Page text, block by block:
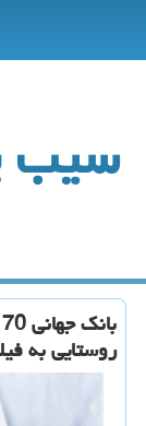
سیب
روستایی به